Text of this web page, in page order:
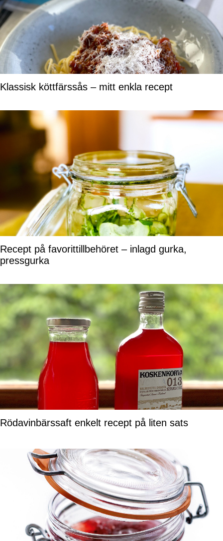
Klassisk köttfärssås – mitt enkla recept
Recept på favorittillbehöret – inlagd gurka,
pressgurka
Rödavinbärssaft enkelt recept på liten sats